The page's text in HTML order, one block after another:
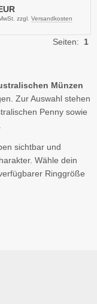
zzgl. Versandkosten
Seiten: 1
Münzen
Zur Auswahl stehen
Penny sowie
sichtbar und
Wähle dein
Ringgröße